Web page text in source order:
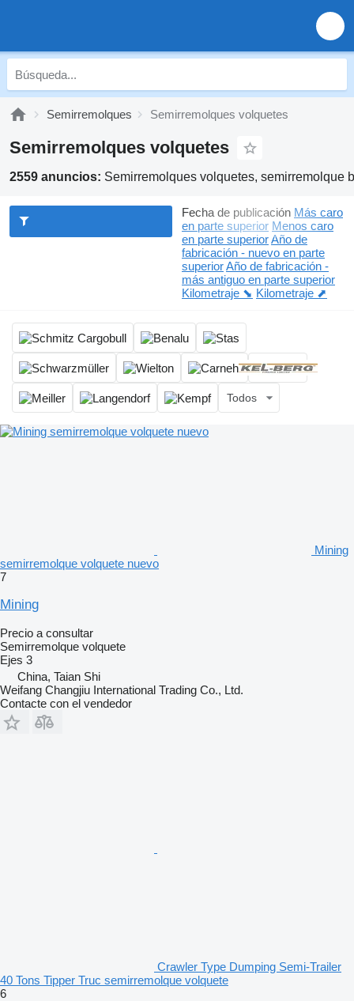
Semirremolques Semirremolques volquetes
Semirremolques volquetes
2559 anuncios: Semirremolques volquetes, semirremolque
Fecha de publicación Más caro
en parte superior Menos caro
en parte superiorAño de
fabricación - nuevo en parte
superiorAño de fabricación -
más antiguo en parte superior
Kilometraje ⬊ Kilometraje ⬈
Todos
Mining
semirremolque volquete nuevo
7
Mining
Precio a consultar
Semirremolque volquete
Ejes 3
China, Taian Shi
Weifang Changjiu International Trading Co., Ltd.
Contacte con el vendedor
Crawler Type Dumping Semi-Trailer
40 Tons Tipper Truc semirremolque volquete
6